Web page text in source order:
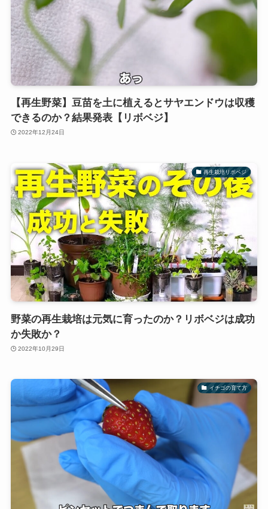
【再生野菜】豆苗を土に植えるとサヤエンドウは収穫
できるのか？結果発表【リボベジ】
2022年12月24日
再生栽培リボベジ
野菜の再生栽培は元気に育ったのか？リボベジは成功
か失敗か？
2022年10月29日
イチゴの育て方